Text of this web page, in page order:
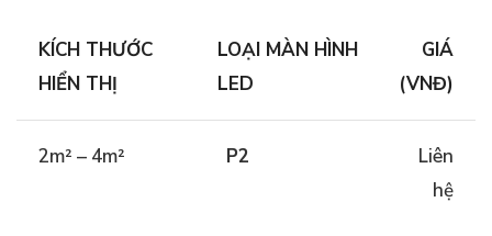
KÍCH THƯỚC
HIỂN THỊ
LOẠI MÀN HÌNH
LED
GIÁ
(VNĐ)
2m² – 4m² P2
Liên
hệ